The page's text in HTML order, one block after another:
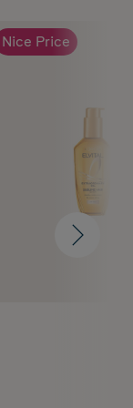
Nice Price